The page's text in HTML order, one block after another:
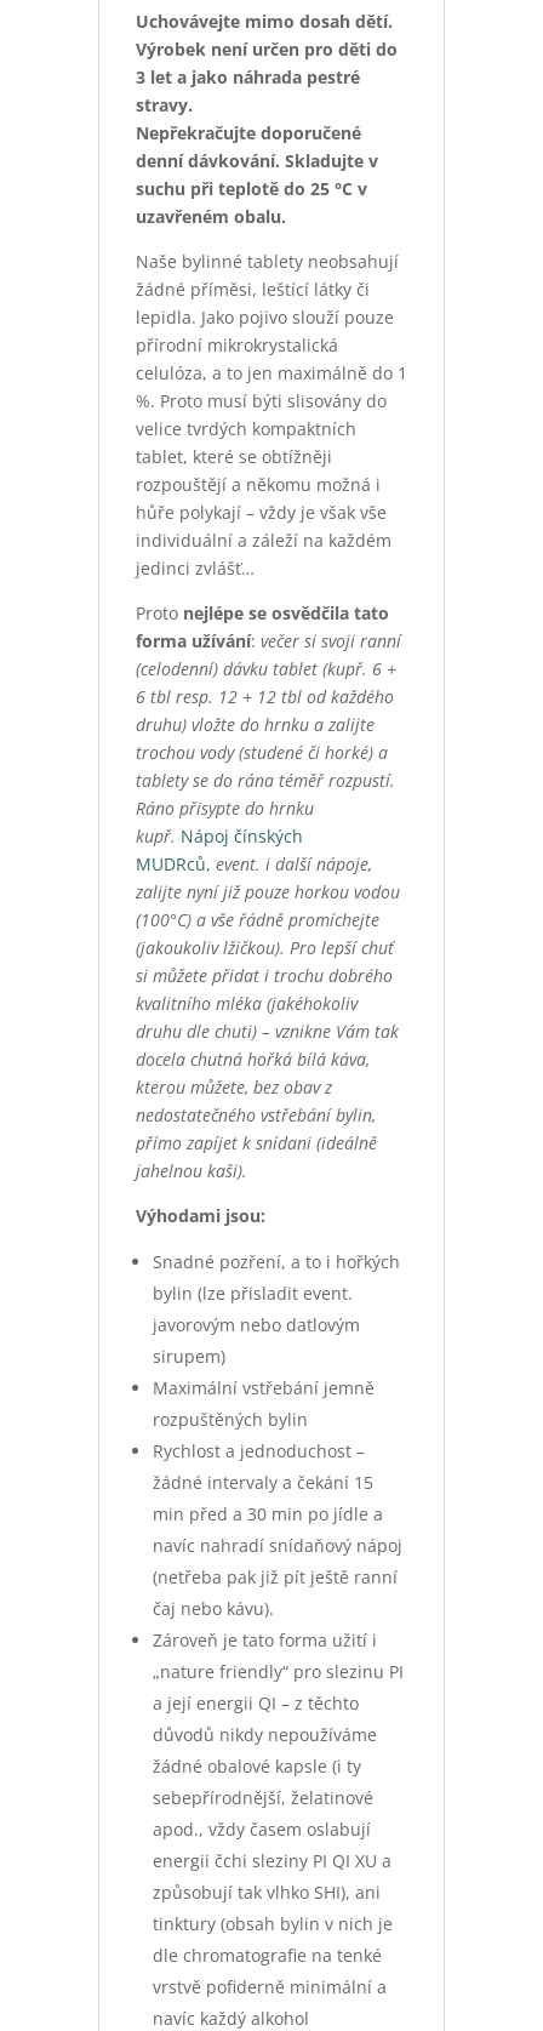
Uchovávejte mimo dosah dětí.
Výrobek není určen pro děti do
3 let a jako náhrada pestré
stravy.
Nepřekračujte doporučené
denní dávkování. Skladujte v
suchu při teplotě do 25 °C v
uzavřeném obalu.
Naše bylinné tablety neobsahují
žádné příměsi, leštící látky či
lepidla. Jako pojivo slouží pouze
přírodní mikrokrystalická
celulóza, a to jen maximálně do 1
%. Proto musí býti slisovány do
velice tvrdých kompaktních
tablet, které se obtížněji
rozpouštějí a někomu možná i
hůře polykají – vždy je však vše
individuální a záleží na každém
jedinci zvlášť…
Proto nejlépe se osvědčila tato
forma užívání: večer si svoji ranní
(celodenní) dávku tablet (kupř. 6 +
6 tbl resp. 12 + 12 tbl od každého
druhu) vložte do hrnku a zalijte
trochou vody (studené či horké) a
tablety se do rána téměř rozpustí.
Ráno přisypte do hrnku
kupř. Nápoj čínských
MUDRců, event. i další nápoje,
zalijte nyní již pouze horkou vodou
(100°C) a vše řádně promíchejte
(jakoukoliv lžičkou). Pro lepší chuť
si můžete přidat i trochu dobrého
kvalitního mléka (jakéhokoliv
druhu dle chuti) – vznikne Vám tak
docela chutná hořká bílá káva,
kterou můžete, bez obav z
nedostatečného vstřebání bylin,
přímo zapíjet k snídani (ideálně
jahelnou kaši).
Výhodami jsou:
Snadné pozření, a to i hořkých
bylin (lze přisladit event.
javorovým nebo datlovým
sirupem)
Maximální vstřebání jemně
rozpuštěných bylin
Rychlost a jednoduchost –
žádné intervaly a čekání 15
min před a 30 min po jídle a
navíc nahradí snídaňový nápoj
(netřeba pak již pít ještě ranní
čaj nebo kávu).
Zároveň je tato forma užití i
„nature friendly“ pro slezinu PI
a její energii QI – z těchto
důvodů nikdy nepoužíváme
žádné obalové kapsle (i ty
sebepřírodnější, želatinové
apod., vždy časem oslabují
energii čchi sleziny PI QI XU a
způsobují tak vlhko SHI), ani
tinktury (obsah bylin v nich je
dle chromatografie na tenké
vrstvě pofiderně minimální a
navíc každý alkohol